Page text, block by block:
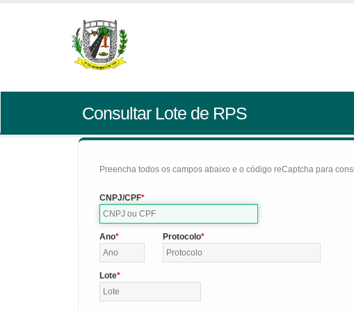
Consultar Lote de RPS
Preencha todos os campos abaixo e o código reCaptcha para
CNPJ/CPF
Ano Protocolo
Lote